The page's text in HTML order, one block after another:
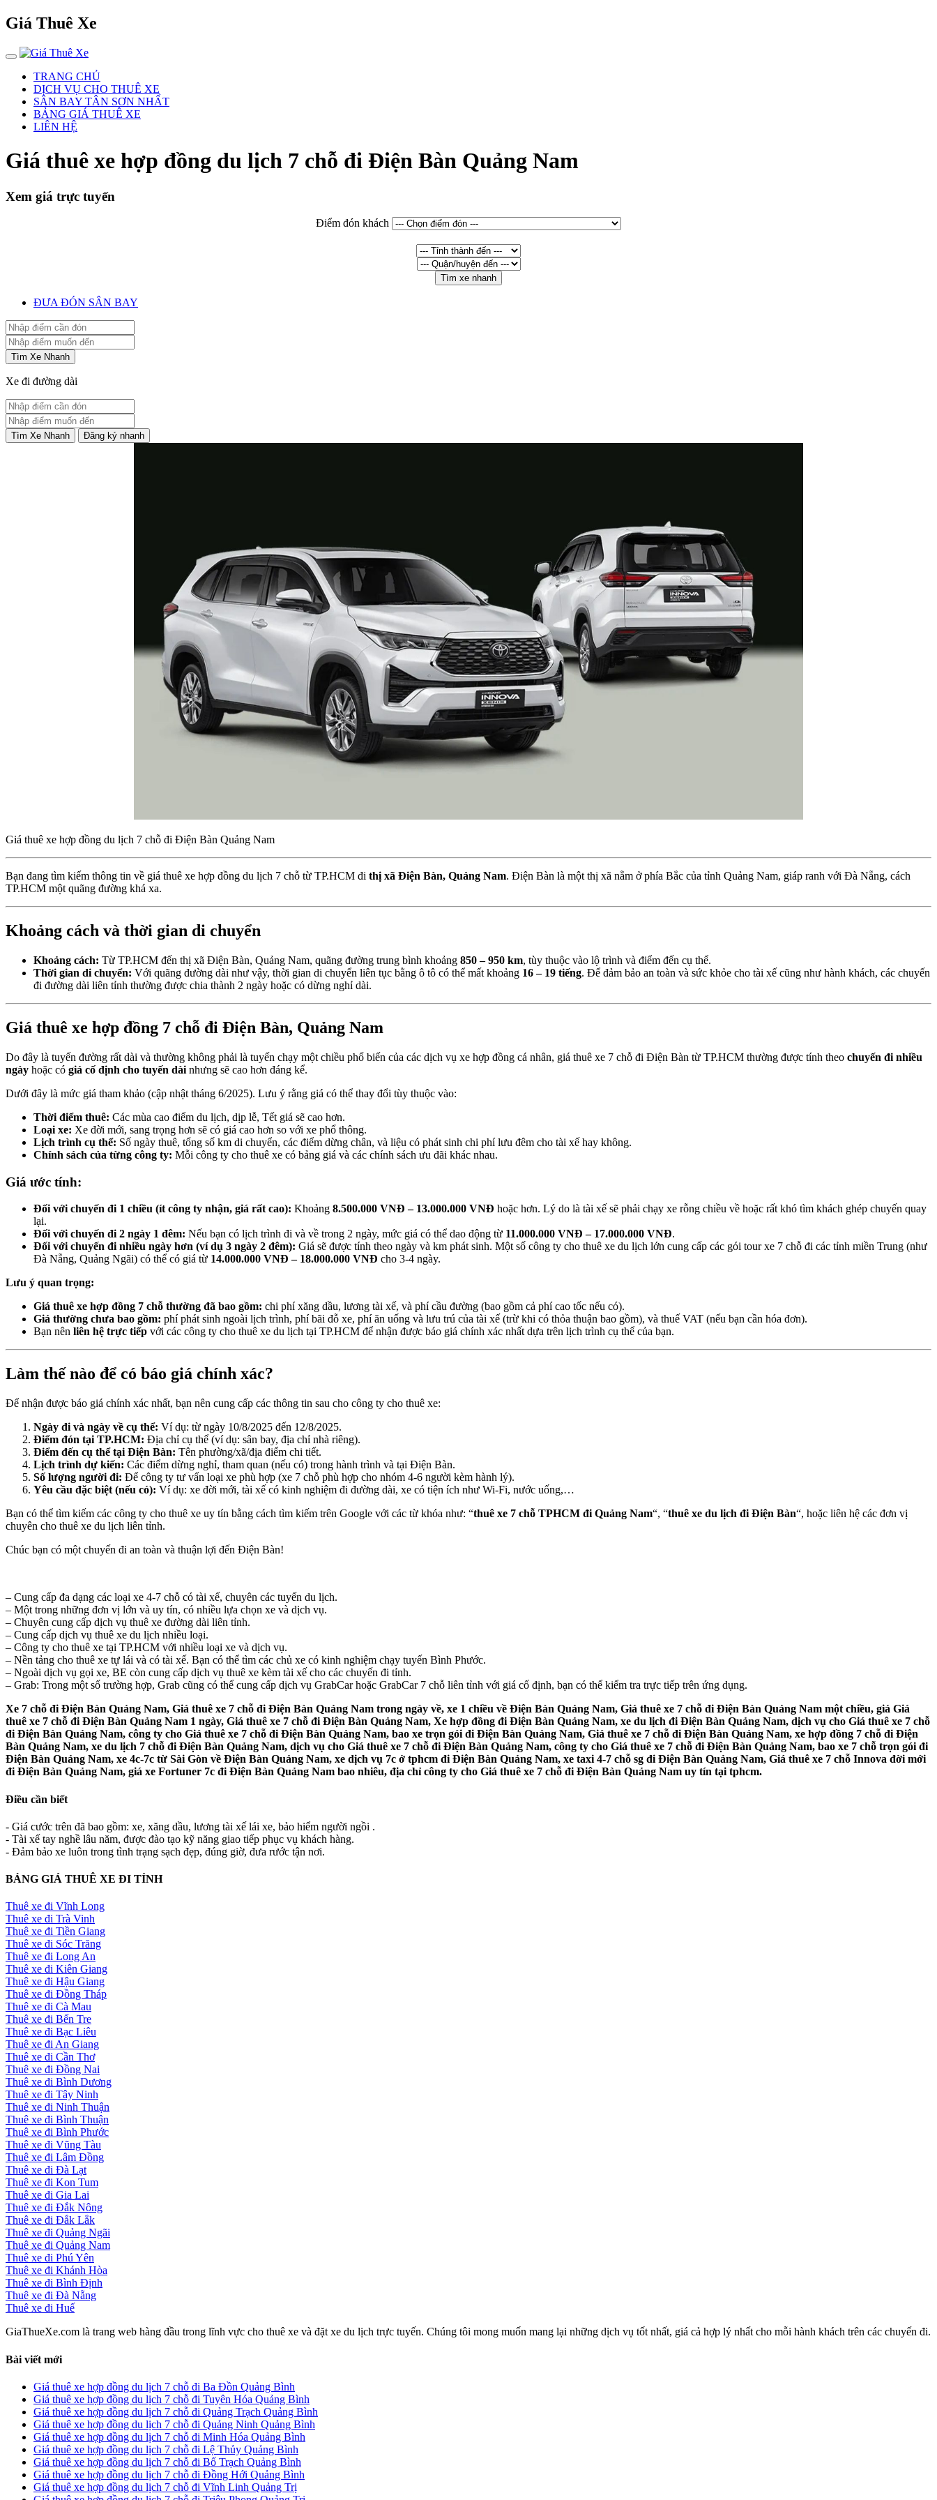
Giá Thuê Xe
TRANG CHỦ
DỊCH VỤ CHO THUÊ XE
SÂN BAY TÂN SƠN NHẤT
BẢNG GIÁ THUÊ XE
LIÊN HỆ
Giá thuê xe hợp đồng du lịch 7 chỗ đi Điện Bàn Quảng Nam
Xem giá trực tuyến
Điểm đón khách
Tìm xe nhanh
ĐƯA ĐÓN SÂN BAY
Tìm Xe Nhanh
Xe đi đường dài
Tìm Xe Nhanh Đăng ký nhanh
Giá thuê xe hợp đồng du lịch 7 chỗ đi Điện Bàn Quảng Nam
Bạn đang tìm kiếm thông tin về giá thuê xe hợp đồng du lịch 7 chỗ từ TP.HCM đi thị xã Điện Bàn, Quảng Nam. Điện Bàn là một thị xã nằm ở phía Bắc của tỉnh Quảng Nam, giáp ranh với Đà Nẵng, cách
TP.HCM một quãng đường khá xa.
Khoảng cách và thời gian di chuyển
Khoảng cách: Từ TP.HCM đến thị xã Điện Bàn, Quảng Nam, quãng đường trung bình khoảng 850 – 950 km, tùy thuộc vào lộ trình và điểm đến cụ thể.
Thời gian di chuyển: Với quãng đường dài như vậy, thời gian di chuyển liên tục bằng ô tô có thể mất khoảng 16 – 19 tiếng. Để đảm bảo an toàn và sức khỏe cho tài xế cũng như hành khách, các chuyến
đi đường dài liên tỉnh thường được chia thành 2 ngày hoặc có dừng nghỉ dài.
Giá thuê xe hợp đồng 7 chỗ đi Điện Bàn, Quảng Nam
Do đây là tuyến đường rất dài và thường không phải là tuyến chạy một chiều phổ biến của các dịch vụ xe hợp đồng cá nhân, giá thuê xe 7 chỗ đi Điện Bàn từ TP.HCM thường được tính theo chuyến đi nhiều
ngày hoặc có giá cố định cho tuyến dài nhưng sẽ cao hơn đáng kể.
Dưới đây là mức giá tham khảo (cập nhật tháng 6/2025). Lưu ý rằng giá có thể thay đổi tùy thuộc vào:
Thời điểm thuê: Các mùa cao điểm du lịch, dịp lễ, Tết giá sẽ cao hơn.
Loại xe: Xe đời mới, sang trọng hơn sẽ có giá cao hơn so với xe phổ thông.
Lịch trình cụ thể: Số ngày thuê, tổng số km di chuyển, các điểm dừng chân, và liệu có phát sinh chi phí lưu đêm cho tài xế hay không.
Chính sách của từng công ty: Mỗi công ty cho thuê xe có bảng giá và các chính sách ưu đãi khác nhau.
Giá ước tính:
Đối với chuyến đi 1 chiều (ít công ty nhận, giá rất cao): Khoảng 8.500.000 VNĐ – 13.000.000 VNĐ hoặc hơn. Lý do là tài xế sẽ phải chạy xe rỗng chiều về hoặc rất khó tìm khách ghép chuyến quay
lại.
Đối với chuyến đi 2 ngày 1 đêm: Nếu bạn có lịch trình đi và về trong 2 ngày, mức giá có thể dao động từ 11.000.000 VNĐ – 17.000.000 VNĐ.
Đối với chuyến đi nhiều ngày hơn (ví dụ 3 ngày 2 đêm): Giá sẽ được tính theo ngày và km phát sinh. Một số công ty cho thuê xe du lịch lớn cung cấp các gói tour xe 7 chỗ đi các tỉnh miền Trung (như
Đà Nẵng, Quảng Ngãi) có thể có giá từ 14.000.000 VNĐ – 18.000.000 VNĐ cho 3-4 ngày.
Lưu ý quan trọng:
Giá thuê xe hợp đồng 7 chỗ thường đã bao gồm: chi phí xăng dầu, lương tài xế, và phí cầu đường (bao gồm cả phí cao tốc nếu có).
Giá thường chưa bao gồm: phí phát sinh ngoài lịch trình, phí bãi đỗ xe, phí ăn uống và lưu trú của tài xế (trừ khi có thỏa thuận bao gồm), và thuế VAT (nếu bạn cần hóa đơn).
Bạn nên liên hệ trực tiếp với các công ty cho thuê xe du lịch tại TP.HCM để nhận được báo giá chính xác nhất dựa trên lịch trình cụ thể của bạn.
Làm thế nào để có báo giá chính xác?
Để nhận được báo giá chính xác nhất, bạn nên cung cấp các thông tin sau cho công ty cho thuê xe:
Ngày đi và ngày về cụ thể: Ví dụ: từ ngày 10/8/2025 đến 12/8/2025.
Điểm đón tại TP.HCM: Địa chỉ cụ thể (ví dụ: sân bay, địa chỉ nhà riêng).
Điểm đến cụ thể tại Điện Bàn: Tên phường/xã/địa điểm chi tiết.
Lịch trình dự kiến: Các điểm dừng nghỉ, tham quan (nếu có) trong hành trình và tại Điện Bàn.
Số lượng người đi: Để công ty tư vấn loại xe phù hợp (xe 7 chỗ phù hợp cho nhóm 4-6 người kèm hành lý).
Yêu cầu đặc biệt (nếu có): Ví dụ: xe đời mới, tài xế có kinh nghiệm đi đường dài, xe có tiện ích như Wi-Fi, nước uống,…
Bạn có thể tìm kiếm các công ty cho thuê xe uy tín bằng cách tìm kiếm trên Google với các từ khóa như: “thuê xe 7 chỗ TPHCM đi Quảng Nam“, “thuê xe du lịch đi Điện Bàn“, hoặc liên hệ các đơn vị
chuyên cho thuê xe du lịch liên tỉnh.
Chúc bạn có một chuyến đi an toàn và thuận lợi đến Điện Bàn!
– Cung cấp đa dạng các loại xe 4-7 chỗ có tài xế, chuyên các tuyến du lịch.
– Một trong những đơn vị lớn và uy tín, có nhiều lựa chọn xe và dịch vụ.
– Chuyên cung cấp dịch vụ thuê xe đường dài liên tỉnh.
– Cung cấp dịch vụ thuê xe du lịch nhiều loại.
– Công ty cho thuê xe tại TP.HCM với nhiều loại xe và dịch vụ.
– Nền tảng cho thuê xe tự lái và có tài xế. Bạn có thể tìm các chủ xe có kinh nghiệm chạy tuyến Bình Phước.
– Ngoài dịch vụ gọi xe, BE còn cung cấp dịch vụ thuê xe kèm tài xế cho các chuyến đi tỉnh.
– Grab: Trong một số trường hợp, Grab cũng có thể cung cấp dịch vụ GrabCar hoặc GrabCar 7 chỗ liên tỉnh với giá cố định, bạn có thể kiểm tra trực tiếp trên ứng dụng.
Xe 7 chỗ đi Điện Bàn Quảng Nam, Giá thuê xe 7 chỗ đi Điện Bàn Quảng Nam trong ngày về, xe 1 chiều về Điện Bàn Quảng Nam, Giá thuê xe 7 chỗ đi Điện Bàn Quảng Nam một chiều, giá Giá
thuê xe 7 chỗ đi Điện Bàn Quảng Nam 1 ngày, Giá thuê xe 7 chỗ đi Điện Bàn Quảng Nam, Xe hợp đồng đi Điện Bàn Quảng Nam, xe du lịch đi Điện Bàn Quảng Nam, dịch vụ cho Giá thuê xe 7 chỗ
đi Điện Bàn Quảng Nam, công ty cho Giá thuê xe 7 chỗ đi Điện Bàn Quảng Nam, bao xe trọn gói đi Điện Bàn Quảng Nam, Giá thuê xe 7 chỗ đi Điện Bàn Quảng Nam, xe hợp đồng 7 chỗ đi Điện
Bàn Quảng Nam, xe du lịch 7 chỗ đi Điện Bàn Quảng Nam, dịch vụ cho Giá thuê xe 7 chỗ đi Điện Bàn Quảng Nam, công ty cho Giá thuê xe 7 chỗ đi Điện Bàn Quảng Nam, bao xe 7 chỗ trọn gói đi
Điện Bàn Quảng Nam, xe 4c-7c từ Sài Gòn về Điện Bàn Quảng Nam, xe dịch vụ 7c ở tphcm đi Điện Bàn Quảng Nam, xe taxi 4-7 chỗ sg đi Điện Bàn Quảng Nam, Giá thuê xe 7 chỗ Innova đời mới
đi Điện Bàn Quảng Nam, giá xe Fortuner 7c đi Điện Bàn Quảng Nam bao nhiêu, địa chỉ công ty cho Giá thuê xe 7 chỗ đi Điện Bàn Quảng Nam uy tín tại tphcm.
Điều cần biết
- Giá cước trên đã bao gồm: xe, xăng dầu, lương tài xế lái xe, bảo hiểm người ngồi .
- Tài xế tay nghề lâu năm, được đào tạo kỹ năng giao tiếp phục vụ khách hàng.
- Đảm bảo xe luôn trong tình trạng sạch đẹp, đúng giờ, đưa rước tận nơi.
BẢNG GIÁ THUÊ XE ĐI TỈNH
Thuê xe đi Vĩnh Long
Thuê xe đi Trà Vinh
Thuê xe đi Tiền Giang
Thuê xe đi Sóc Trăng
Thuê xe đi Long An
Thuê xe đi Kiên Giang
Thuê xe đi Hậu Giang
Thuê xe đi Đồng Tháp
Thuê xe đi Cà Mau
Thuê xe đi Bến Tre
Thuê xe đi Bạc Liêu
Thuê xe đi An Giang
Thuê xe đi Cần Thơ
Thuê xe đi Đồng Nai
Thuê xe đi Bình Dương
Thuê xe đi Tây Ninh
Thuê xe đi Ninh Thuận
Thuê xe đi Bình Thuận
Thuê xe đi Bình Phước
Thuê xe đi Vũng Tàu
Thuê xe đi Lâm Đồng
Thuê xe đi Đà Lạt
Thuê xe đi Kon Tum
Thuê xe đi Gia Lai
Thuê xe đi Đắk Nông
Thuê xe đi Đắk Lắk
Thuê xe đi Quảng Ngãi
Thuê xe đi Quảng Nam
Thuê xe đi Phú Yên
Thuê xe đi Khánh Hòa
Thuê xe đi Bình Định
Thuê xe đi Đà Nẵng
Thuê xe đi Huế
GiaThueXe.com là trang web hàng đầu trong lĩnh vực cho thuê xe và đặt xe du lịch trực tuyến. Chúng tôi mong muốn mang lại những dịch vụ tốt nhất, giá cả hợp lý nhất cho mỗi hành khách trên các chuyến đi.
Bài viết mới
Giá thuê xe hợp đồng du lịch 7 chỗ đi Ba Đồn Quảng Bình
Giá thuê xe hợp đồng du lịch 7 chỗ đi Tuyên Hóa Quảng Bình
Giá thuê xe hợp đồng du lịch 7 chỗ đi Quảng Trạch Quảng Bình
Giá thuê xe hợp đồng du lịch 7 chỗ đi Quảng Ninh Quảng Bình
Giá thuê xe hợp đồng du lịch 7 chỗ đi Minh Hóa Quảng Bình
Giá thuê xe hợp đồng du lịch 7 chỗ đi Lệ Thủy Quảng Bình
Giá thuê xe hợp đồng du lịch 7 chỗ đi Bố Trạch Quảng Bình
Giá thuê xe hợp đồng du lịch 7 chỗ đi Đồng Hới Quảng Bình
Giá thuê xe hợp đồng du lịch 7 chỗ đi Vĩnh Linh Quảng Trị